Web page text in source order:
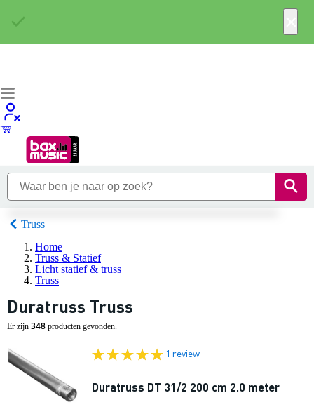
Truss
Home
Truss & Statief
Licht statief & truss
Truss
Duratruss Truss
Er zijn 348 producten gevonden.
1 review
Duratruss DT 31/2 200 cm 2.0 meter